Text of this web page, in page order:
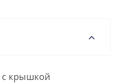
с крышкой